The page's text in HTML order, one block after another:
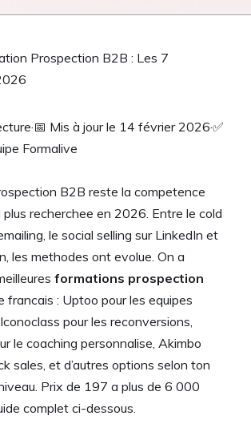
Prospection B2B : Les 7
·📅 Mis à jour le 14 février 2026·✅
Formalive
B2B reste la competence
plus recherchee en 2026. Entre le cold
le social selling sur LinkedIn et
les methodes ont evolue. On a
formations prospection
francais : Uptoo pour les equipes
pour les reconversions,
le coaching personnalise, Akimbo
sales, et d’autres options selon ton
Prix de 197 a plus de 6 000
complet ci-dessous.